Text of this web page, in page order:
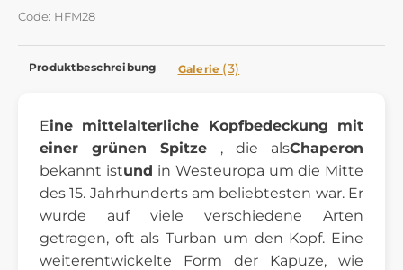
Code: HFM28
Produktbeschreibung Galerie (3)
Eine mittelalterliche Kopfbedeckung mit
einer grünen Spitze , die alsChaperon
bekannt istund in Westeuropa um die Mitte
des 15. Jahrhunderts am beliebtesten war. Er
wurde auf viele verschiedene Arten
getragen, oft als Turban um den Kopf. Eine
weiterentwickelte Form der Kapuze, wie